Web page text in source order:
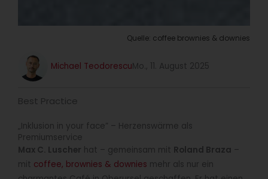
Quelle: coffee brownies & downies
Michael TeodorescuMo., 11. August 2025
Best Practice
„Inklusion in your face” – Herzenswärme als
Premiumservice
Max C. Luscher hat – gemeinsam mit Roland Braza –
mit coffee, brownies & downies mehr als nur ein